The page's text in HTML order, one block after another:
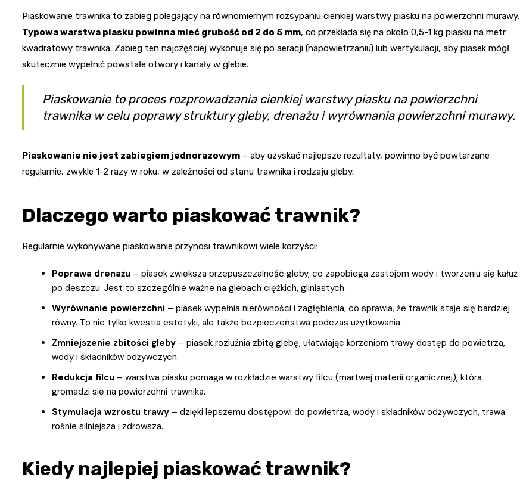
Piaskowanie trawnika to zabieg polegający na równomiernym rozsypaniu cienkiej warstwy piasku na powierzchni murawy.
Typowa warstwa piasku powinna mieć grubość od 2 do 5 mm, co przekłada się na około 0,5-1 kg piasku na metr
kwadratowy trawnika. Zabieg ten najczęściej wykonuje się po aeracji (napowietrzaniu) lub wertykulacji, aby piasek mógł
skutecznie wypełnić powstałe otwory i kanały w glebie.
Piaskowanie to proces rozprowadzania cienkiej warstwy piasku na powierzchni
trawnika w celu poprawy struktury gleby, drenażu i wyrównania powierzchni murawy.
Piaskowanie nie jest zabiegiem jednorazowym – aby uzyskać najlepsze rezultaty, powinno być powtarzane
regularnie, zwykle 1-2 razy w roku, w zależności od stanu trawnika i rodzaju gleby.
Dlaczego warto piaskować trawnik?
Regularnie wykonywane piaskowanie przynosi trawnikowi wiele korzyści:
Poprawa drenażu – piasek zwiększa przepuszczalność gleby, co zapobiega zastojom wody i tworzeniu się kałuż
po deszczu. Jest to szczególnie ważne na glebach ciężkich, gliniastych.
Wyrównanie powierzchni – piasek wypełnia nierówności i zagłębienia, co sprawia, że trawnik staje się bardziej
równy. To nie tylko kwestia estetyki, ale także bezpieczeństwa podczas użytkowania.
Zmniejszenie zbitości gleby – piasek rozluźnia zbitą glebę, ułatwiając korzeniom trawy dostęp do powietrza,
wody i składników odżywczych.
Redukcja filcu – warstwa piasku pomaga w rozkładzie warstwy filcu (martwej materii organicznej), która
gromadzi się na powierzchni trawnika.
Stymulacja wzrostu trawy – dzięki lepszemu dostępowi do powietrza, wody i składników odżywczych, trawa
rośnie silniejsza i zdrowsza.
Kiedy najlepiej piaskować trawnik?